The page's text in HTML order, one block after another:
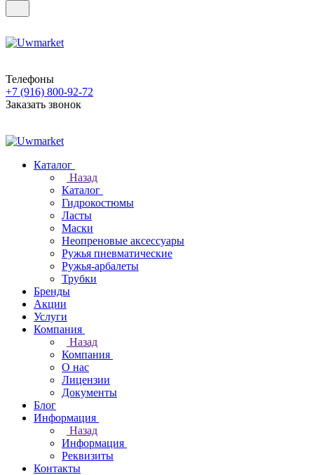
Телефоны
+7 (916) 800-92-72
Заказать звонок
Каталог
Назад
Каталог
Гидрокостюмы
Ласты
Маски
Неопреновые аксессуары
Ружья пневматические
Ружья-арбалеты
Трубки
Бренды
Акции
Услуги
Компания
Назад
Компания
О нас
Лицензии
Документы
Блог
Информация
Назад
Информация
Реквизиты
Контакты